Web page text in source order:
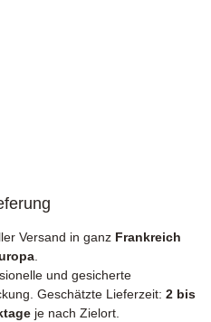
Versand in ganz Frankreich
und gesicherte
Geschätzte Lieferzeit: 2 bis
je nach Zielort.